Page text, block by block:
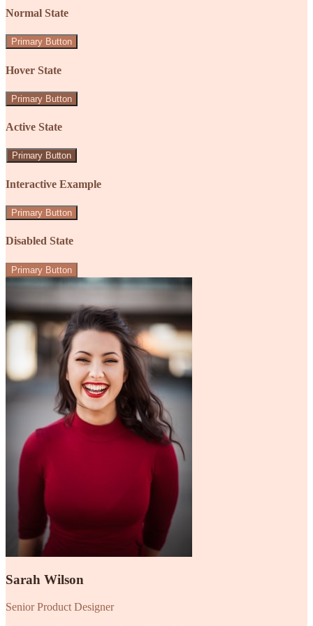
Normal State
Primary Button
Hover State
Primary Button
Active State
Primary Button
Interactive Example
Primary Button
Disabled State
Primary Button
Sarah Wilson
Senior Product Designer